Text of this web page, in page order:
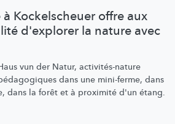
Kockelscheuer offre aux
d'explorer la nature avec
vun der Natur, activités-nature
dans une mini-ferme, dans
dans la forêt et à proximité d'un étang.